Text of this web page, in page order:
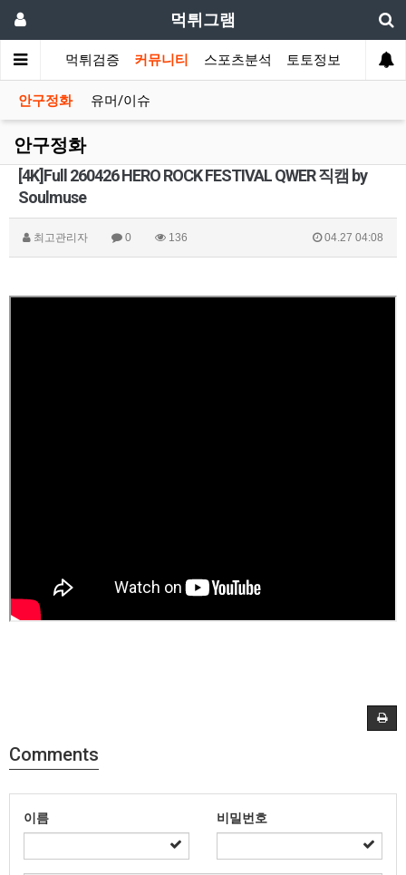
먹튀그램
먹튀검증 커뮤니티 스포츠분석 토토정보
안구정화 유머/이슈
안구정화
[4K]Full 260426 HERO ROCK FESTIVAL QWER 직캠 by
Soulmuse
최고관리자 0 136 04.27 04:08
Comments
이름 비밀번호